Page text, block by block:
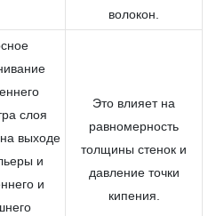
волокон.
слоя
выходе
и
и
Это влияет на
равномерность
толщины стенок и
давление точки
кипения.